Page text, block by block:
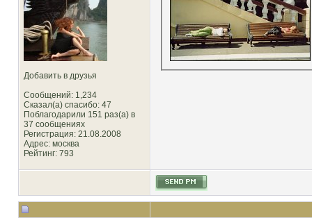
Добавить в друзья
Сообщений: 1,234
Сказал(а) спасибо: 47
Поблагодарили 151 раз(а) в
37 сообщениях
Регистрация: 21.08.2008
Адрес: москва
Рейтинг: 793